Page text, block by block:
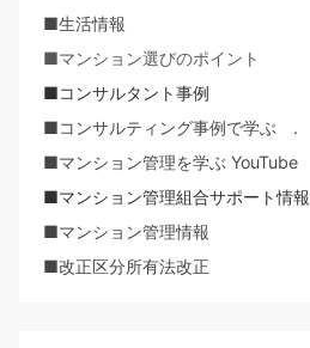
■生活情報
■マンション選びのポイント
■コンサルタント事例
■コンサルティング事例で学ぶ .
■マンション管理を学ぶ YouTube
■マンション管理組合サポート情報
■マンション管理情報
■改正区分所有法改正